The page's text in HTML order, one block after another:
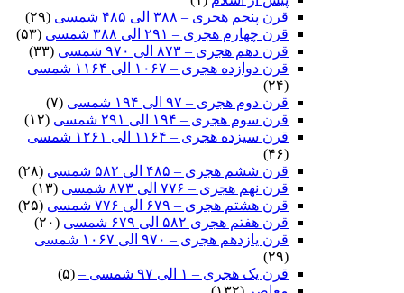
قرن پنجم هجری – ۳۸۸ الی ۴۸۵ شمسی
(۲۹)
قرن چهارم هجری – ۲۹۱ الی ۳۸۸ شمسی
(۵۳)
قرن دهم هجری – ۸۷۳ الی ۹۷۰ شمسی
(۳۳)
قرن دوازده هجری – ۱۰۶۷ الی ۱۱۶۴ شمسی
(۲۴)
قرن دوم هجری – ۹۷ الی ۱۹۴ شمسی
(۷)
قرن سوم هجری – ۱۹۴ الی ۲۹۱ شمسی
(۱۲)
قرن سیزده هجری – ۱۱۶۴ الی ۱۲۶۱ شمسی
(۴۶)
قرن ششم هجری – ۴۸۵ الی ۵۸۲ شمسی
(۲۸)
قرن نهم هجری – ۷۷۶ الی ۸۷۳ شمسی
(۱۳)
قرن هشتم هجری – ۶۷۹ الی ۷۷۶ شمسی
(۲۵)
قرن هفتم هجری ۵۸۲ الی ۶۷۹ شمسی
(۲۰)
قرن یازدهم هجری – ۹۷۰ الی ۱۰۶۷ شمسی
(۲۹)
قرن یک هجری – ۱ الی ۹۷ شمسی –
(۵)